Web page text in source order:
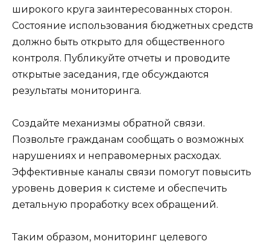
широкого круга заинтересованных сторон.
Состояние использования бюджетных средств
должно быть открыто для общественного
контроля. Публикуйте отчеты и проводите
открытые заседания, где обсуждаются
результаты мониторинга.
Создайте механизмы обратной связи.
Позвольте гражданам сообщать о возможных
нарушениях и неправомерных расходах.
Эффективные каналы связи помогут повысить
уровень доверия к системе и обеспечить
детальную проработку всех обращений.
Таким образом, мониторинг целевого